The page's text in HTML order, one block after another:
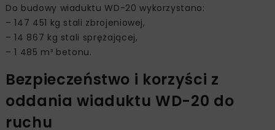
Do budowy wiaduktu WD-20 wykorzystano:
– 147 451 kg stali zbrojeniowej,
– 14 867 kg stali sprężającej,
– 1 485 m³ betonu.
Bezpieczeństwo i korzyści z
oddania wiaduktu WD-20 do
ruchu